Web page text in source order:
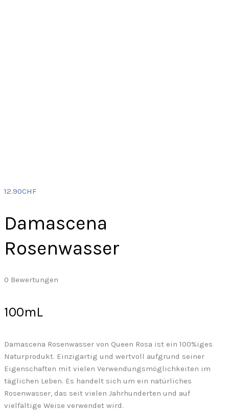
12.90CHF
Damascena
Rosenwasser
0 Bewertungen
100mL
Damascena Rosenwasser von Queen Rosa ist ein 100%iges
Naturprodukt. Einzigartig und wertvoll aufgrund seiner
Eigenschaften mit vielen Verwendungsmöglichkeiten im
täglichen Leben. Es handelt sich um ein natürliches
Rosenwasser, das seit vielen Jahrhunderten und auf
vielfältige Weise verwendet wird.